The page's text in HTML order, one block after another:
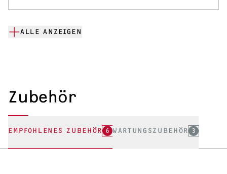
ALLE ANZEIGEN
Zubehör
EMPFOHLENES ZUBEHÖR 6 WARTUNGSZUBEHÖR 3